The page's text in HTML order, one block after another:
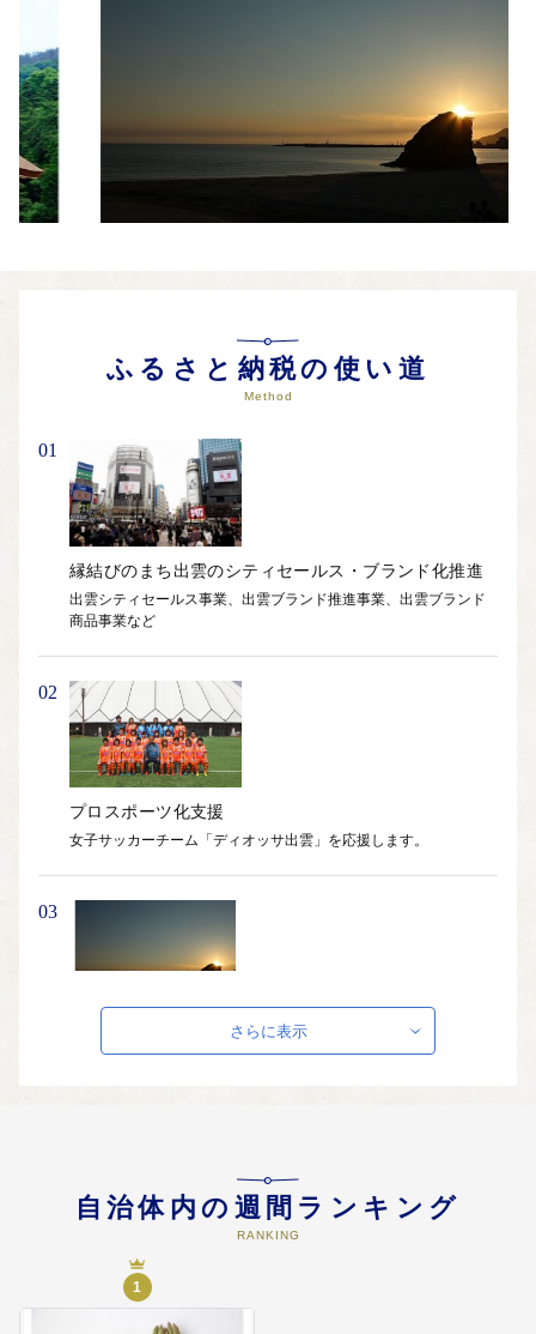
用させていただきます。
このふるさと寄附をきっかけに、全国のみなさまとたくさん
のご縁を結びたいと願っています。ぜひ、この機会に出雲市へ
の温かいご支援をよろしくお願いいたします。
ふるさと納税の使い道
Method
01
縁結びのまち出雲のシティセールス・ブランド化推進
出雲シティセールス事業、出雲ブランド推進事業、出雲ブランド
商品事業など
02
プロスポーツ化支援
女子サッカーチーム「ディオッサ出雲」を応援します。
03
出雲の魅力の情報発信
縁結び情報発信、出雲歴史文化遺産情報発信、産業観光情報発信
観光振興事業、観光誘客推進事業、地場企業支援事業、出雲農業
未来の懸け橋事業など
さらに表示
自治体内の週間ランキング
RANKING
1